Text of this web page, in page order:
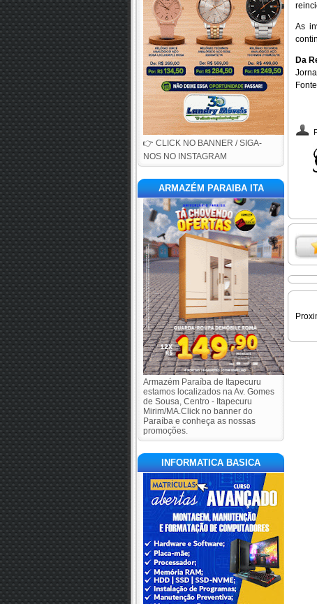
👉 CLICK NO BANNER / SIGA-
NOS NO INSTAGRAM
ARMAZÉM PARAIBA ITA
Armazém Paraíba de Itapecuru
estamos localizados na Av. Gomes
de Sousa, Centro - Itapecuru
Mirim/MA.Click no banner do
Paraíba e conheça as nossas
promoções.
INFORMATICA BASICA
As
Da